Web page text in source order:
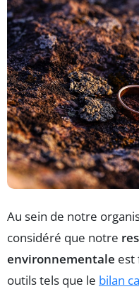
Au sein de notre
considéré que notre
environnementale est
outils tels que le bilan